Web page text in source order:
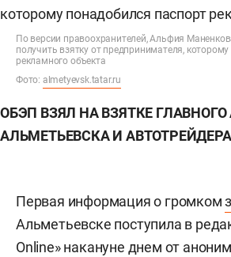
По версии правоохранителей, Альфия
получить взятку от предпринимателя,
рекламного объекта
Фото: almetyevsk.tatar.ru
ОБЭП ВЗЯЛ НА ВЗЯТКЕ
АЛЬМЕТЬЕВСКА И АВТОТРЕЙДЕРА
Первая информация о громком
Альметьевске поступила в
Online» накануне днем от